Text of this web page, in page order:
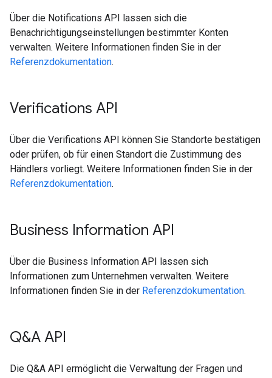
Über die Notifications API lassen sich die
Benachrichtigungseinstellungen bestimmter Konten
verwalten. Weitere Informationen finden Sie in der
Referenzdokumentation.
Verifications API
Über die Verifications API können Sie Standorte bestätigen
oder prüfen, ob für einen Standort die Zustimmung des
Händlers vorliegt. Weitere Informationen finden Sie in der
Referenzdokumentation.
Business Information API
Über die Business Information API lassen sich
Informationen zum Unternehmen verwalten. Weitere
Informationen finden Sie in der Referenzdokumentation.
Q&A API
Die Q&A API ermöglicht die Verwaltung der Fragen und